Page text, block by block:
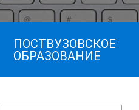
ПОСТВУЗОВСКОЕ
ОБРАЗОВАНИЕ